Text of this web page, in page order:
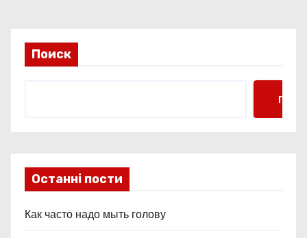
а
я
м
Поиск
Поиск
Останні пости
Как часто надо мыть голову